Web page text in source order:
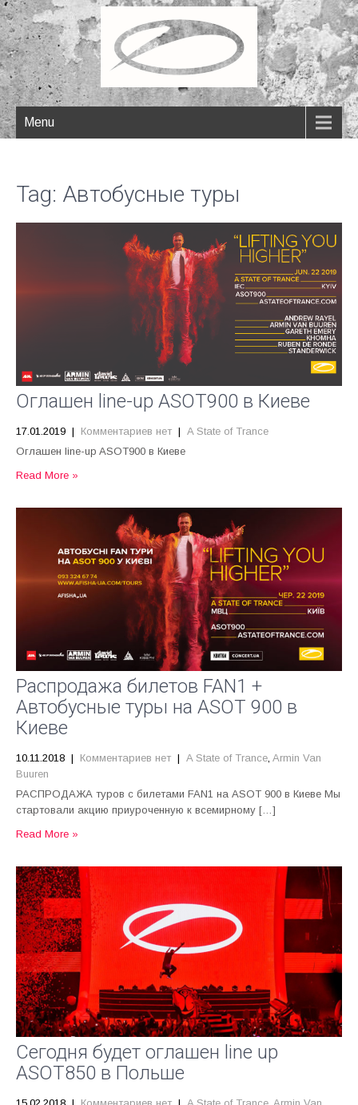
Menu
Tag: Автобусные туры
Оглашен line-up ASOT900 в Киеве
17.01.2019 | Комментариев нет | A State of Trance
Оглашен line-up ASOT900 в Киеве
Read More »
Распродажа билетов FAN1 +
Автобусные туры на ASOT 900 в
Киеве
10.11.2018 | Комментариев нет | A State of Trance, Armin Van
Buuren
РАСПРОДАЖА туров с билетами FAN1 на ASOT 900 в Киеве Мы
стартовали акцию приуроченную к всемирному […]
Read More »
Сегодня будет оглашен line up
ASOT850 в Польше